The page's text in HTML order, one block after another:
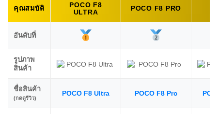
คุณสมบัติ
POCO F8
ULTRA
POCO F8 PRO
อันดับที่
รูปภาพ
สินค้า
ชื่อสินค้า
(กดดูรีวิว)
POCO F8 Ultra POCO F8 Pro